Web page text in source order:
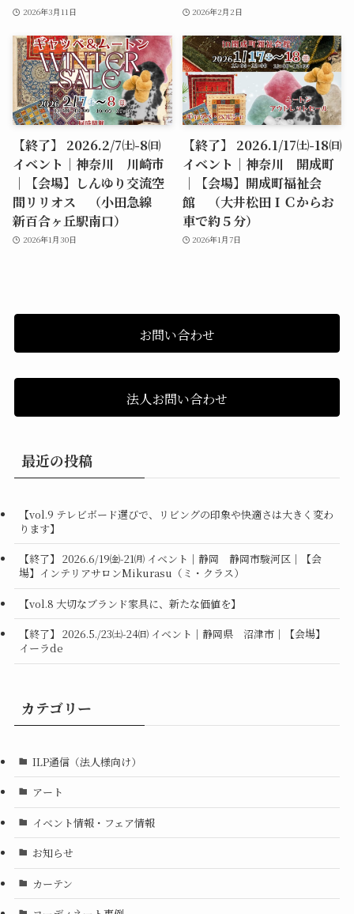
2026年3月11日 2026年2月2日
【終了】 2026.2/7㈯-8㈰
イベント｜神奈川 川崎市
｜【会場】しんゆり交流空
間リリオス （小田急線
新百合ヶ丘駅南口）
2026年1月30日
【終了】 2026.1/17㈯-18㈰
イベント｜神奈川 開成町
｜【会場】開成町福祉会
館 （大井松田ＩＣからお
車で約５分）
2026年1月7日
お問い合わせ
法人お問い合わせ
最近の投稿
【vol.9 テレビボード選びで、リビングの印象や快適さは大きく変わ
ります】
【終了】 2026.6/19㈮-21㈪ イベント｜静岡 静岡市駿河区｜【会
場】インテリアサロンMikurasu（ミ・クラス）
【vol.8 大切なブランド家具に、新たな価値を】
【終了】 2026.5./23㈯-24㈰ イベント｜静岡県 沼津市｜【会場】
イーラde
カテゴリー
ILP通信（法人様向け）
アート
イベント情報・フェア情報
お知らせ
カーテン